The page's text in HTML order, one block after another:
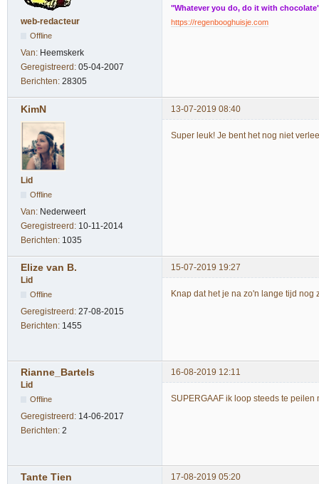
web-redacteur
Offline
Van: Heemskerk
Geregistreerd: 05-04-2007
Berichten: 28305
"Whatever you do, do it with
https://regenbooghuisje.com
KimN 13-07-2019 08:40
Lid
Offline
Van: Nederweert
Geregistreerd: 10-11-2014
Berichten: 1035
Super leuk! Je bent het nog niet
Elize van B.
15-07-2019 19:27
Lid
Offline
Geregistreerd: 27-08-2015
Berichten: 1455
Knap dat het je na zo'n lange tijd nog
Rianne_Bartels
16-08-2019 12:11
Lid
Offline
Geregistreerd: 14-06-2017
Berichten: 2
SUPERGAAF ik loop steeds te
Tante Tien
17-08-2019 05:20